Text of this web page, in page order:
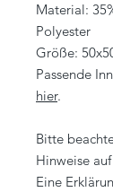
Material:
Polyester
Größe:
Passende
hier.
Bitte
Hinweise
Eine